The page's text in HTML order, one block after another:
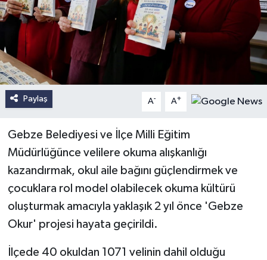
Paylaş A- A+
Gebze Belediyesi ve İlçe Milli Eğitim
Müdürlüğünce velilere okuma alışkanlığı
kazandırmak, okul aile bağını güçlendirmek ve
çocuklara rol model olabilecek okuma kültürü
oluşturmak amacıyla yaklaşık 2 yıl önce 'Gebze
Okur' projesi hayata geçirildi.
İlçede 40 okuldan 1071 velinin dahil olduğu